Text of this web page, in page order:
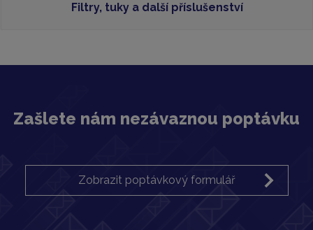
Filtry, tuky a další příslušenství
Zašlete nám nezávaznou poptávku
Zobrazit poptávkový formulář